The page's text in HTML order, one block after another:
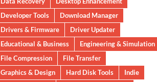
Developer Tools
Download Manager
Drivers & Firmware
Driver Updater
Educational & Business
Engineering & Simulation
File Compression
File Transfer
Graphics & Design
Hard Disk Tools
Indie